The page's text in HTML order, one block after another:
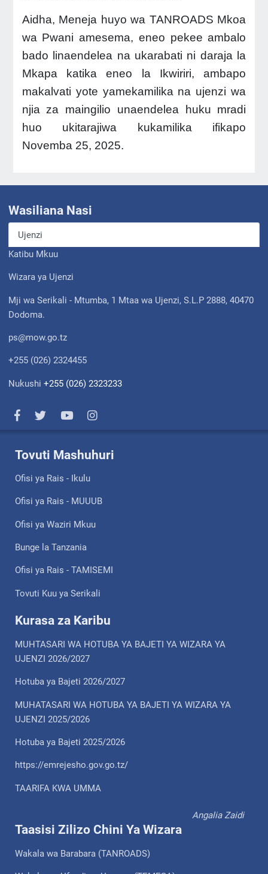
Aidha, Meneja huyo wa TANROADS Mkoa
wa Pwani amesema, eneo pekee ambalo
bado linaendelea na ukarabati ni daraja la
Mkapa katika eneo la Ikwiriri, ambapo
makalvati yote yamekamilika na ujenzi wa
njia za maingilio unaendelea huku mradi
huo ukitarajiwa kukamilika ifikapo
Novemba 25, 2025.
Wasiliana Nasi
Ujenzi
Katibu Mkuu
Wizara ya Ujenzi
Mji wa Serikali - Mtumba, 1 Mtaa wa Ujenzi, S.L.P 2888, 40470
Dodoma.
ps@mow.go.tz
+255 (026) 2324455
Nukushi+255 (026) 2323233
Tovuti Mashuhuri
Ofisi ya Rais - Ikulu
Ofisi ya Rais - MUUUB
Ofisi ya Waziri Mkuu
Bunge la Tanzania
Ofisi ya Rais - TAMISEMI
Tovuti Kuu ya Serikali
Kurasa za Karibu
MUHTASARI WA HOTUBA YA BAJETI YA WIZARA YA
UJENZI 2026/2027
Hotuba ya Bajeti 2026/2027
MUHATASARI WA HOTUBA YA BAJETI YA WIZARA YA
UJENZI 2025/2026
Hotuba ya Bajeti 2025/2026
https://emrejesho.gov.go.tz/
TAARIFA KWA UMMA
Angalia Zaidi
Taasisi Zilizo Chini Ya Wizara
Wakala wa Barabara (TANROADS)